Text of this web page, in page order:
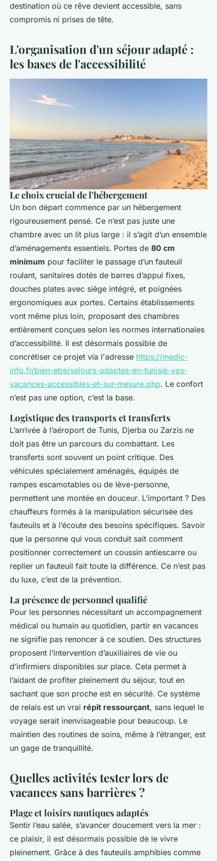
destination où ce rêve devient accessible, sans
compromis ni prises de tête.
L'organisation d'un séjour adapté :
les bases de l'accessibilité
Le choix crucial de l'hébergement
Un bon départ commence par un hébergement
rigoureusement pensé. Ce n’est pas juste une
chambre avec un lit plus large : il s’agit d’un ensemble
d’aménagements essentiels. Portes de 80 cm
minimum pour faciliter le passage d’un fauteuil
roulant, sanitaires dotés de barres d’appui fixes,
douches plates avec siège intégré, et poignées
ergonomiques aux portes. Certains établissements
vont même plus loin, proposant des chambres
entièrement conçues selon les normes internationales
d’accessibilité. Il est désormais possible de
concrétiser ce projet via l'adresse https://medic-
info.fr/bien-etre/sejours-adaptes-en-tunisie-vos-
vacances-accessibles-et-sur-mesure.php. Le confort
n’est pas une option, c’est la base.
Logistique des transports et transferts
L’arrivée à l’aéroport de Tunis, Djerba ou Zarzis ne
doit pas être un parcours du combattant. Les
transferts sont souvent un point critique. Des
véhicules spécialement aménagés, équipés de
rampes escamotables ou de lève-personne,
permettent une montée en douceur. L’important ? Des
chauffeurs formés à la manipulation sécurisée des
fauteuils et à l’écoute des besoins spécifiques. Savoir
que la personne qui vous conduit sait comment
positionner correctement un coussin antiescarre ou
replier un fauteuil fait toute la différence. Ce n’est pas
du luxe, c’est de la prévention.
La présence de personnel qualifié
Pour les personnes nécessitant un accompagnement
médical ou humain au quotidien, partir en vacances
ne signifie pas renoncer à ce soutien. Des structures
proposent l’intervention d’auxiliaires de vie ou
d’infirmiers disponibles sur place. Cela permet à
l’aidant de profiter pleinement du séjour, tout en
sachant que son proche est en sécurité. Ce système
de relais est un vrai répit ressourçant, sans lequel le
voyage serait inenvisageable pour beaucoup. Le
maintien des routines de soins, même à l’étranger, est
un gage de tranquillité.
Quelles activités tester lors de
vacances sans barrières ?
Plage et loisirs nautiques adaptés
Sentir l’eau salée, s’avancer doucement vers la mer :
ce plaisir, il est désormais possible de le vivre
pleinement. Grâce à des fauteuils amphibies comme